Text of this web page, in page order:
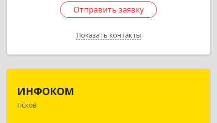
Отправить заявку
Показать контакты
Отправить заявку
Назад
ИНФОКОМ
Псков180000, Псковская обл, Псков г, Советская ул,